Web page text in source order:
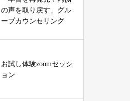
の声を取り戻す」グル
ープカウンセリング
お試し体験zoomセッシ
ョン